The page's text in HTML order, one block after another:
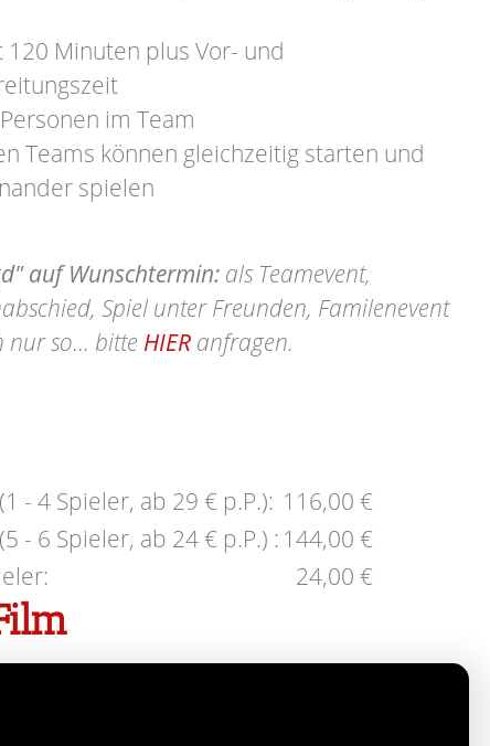
120 Minuten plus Vor- und
im Team
Teams können gleichzeitig starten und
spielen
auf Wunschtermin: als Teamevent,
Spiel unter Freunden, Familenevent
nur so... bitte HIER anfragen.
- 4 Spieler, ab 29 € p.P.): 116,00 €
- 6 Spieler, ab 24 € p.P.) : 144,00 €
24,00 €